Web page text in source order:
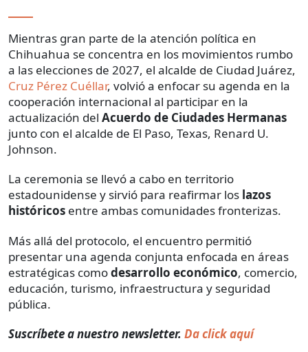
Mientras gran parte de la atención política en
Chihuahua se concentra en los movimientos rumbo
a las elecciones de 2027, el alcalde de Ciudad Juárez,
Cruz Pérez Cuéllar, volvió a enfocar su agenda en la
cooperación internacional al participar en la
actualización del Acuerdo de Ciudades Hermanas
junto con el alcalde de El Paso, Texas, Renard U.
Johnson.
La ceremonia se llevó a cabo en territorio
estadounidense y sirvió para reafirmar los lazos
históricos entre ambas comunidades fronterizas.
Más allá del protocolo, el encuentro permitió
presentar una agenda conjunta enfocada en áreas
estratégicas comodesarrollo económico, comercio,
educación, turismo, infraestructura y seguridad
pública.
Suscríbete a nuestro newsletter. Da click aquí